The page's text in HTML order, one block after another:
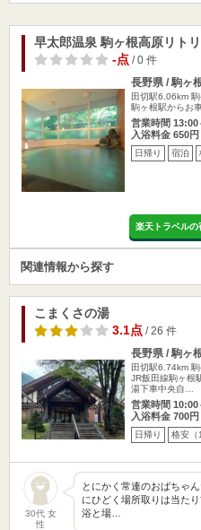
早太郎温泉 駒ヶ根高原リト
-点/ 0 件
長野県 / 駒ヶ
田切駅6.06km
駒ヶ根駅からお
営業時間 13:00
入浴料金 650円
日帰り 宿泊
楽天トラベルの
関連情報から探す
こまくさの湯
3.1点/ 26 件
長野県 / 駒ヶ
田切駅6.74km
JR飯田線駒ヶ根
湯下車中央自…
営業時間 10:00
入浴料金 700円
日帰り 格安（
30代 女
性
とにかく常連のおばちゃ
にひどく場所取りは当た
浴と場…